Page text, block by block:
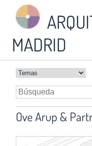
MADRID
Ove Arup &